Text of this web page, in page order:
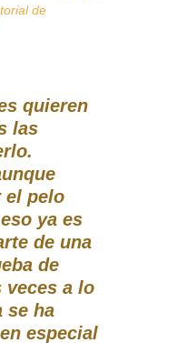
de
quieren
las
el pelo
ya es
de una
de
veces a lo
se ha
especial